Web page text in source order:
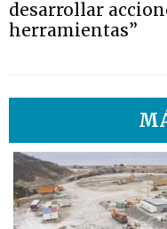
desarrollar
herramientas”